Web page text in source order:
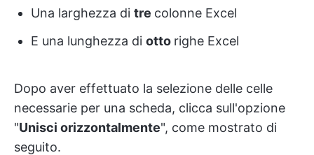
Una larghezza di tre colonne Excel
E una lunghezza di otto righe Excel
Dopo aver effettuato la selezione delle celle
necessarie per una scheda, clicca sull'opzione
"Unisci orizzontalmente", come mostrato di
seguito.